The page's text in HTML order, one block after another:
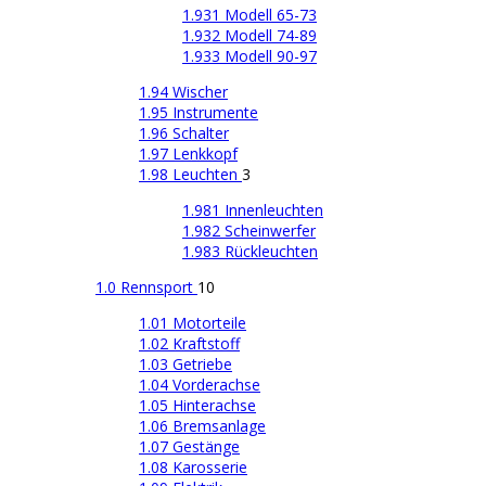
1.931 Modell 65-73
1.932 Modell 74-89
1.933 Modell 90-97
1.94 Wischer
1.95 Instrumente
1.96 Schalter
1.97 Lenkkopf
1.98 Leuchten 3
1.981 Innenleuchten
1.982 Scheinwerfer
1.983 Rückleuchten
1.0 Rennsport 10
1.01 Motorteile
1.02 Kraftstoff
1.03 Getriebe
1.04 Vorderachse
1.05 Hinterachse
1.06 Bremsanlage
1.07 Gestänge
1.08 Karosserie